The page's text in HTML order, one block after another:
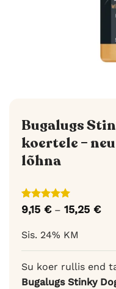
Bugalugs
koertele –
lõhna
Hinnatud
5 /5
2
kliendi
põhjal
9,15 € – 15,25 €
Sis. 24% KM
Su koer rullis end
Bugalugs Stinky